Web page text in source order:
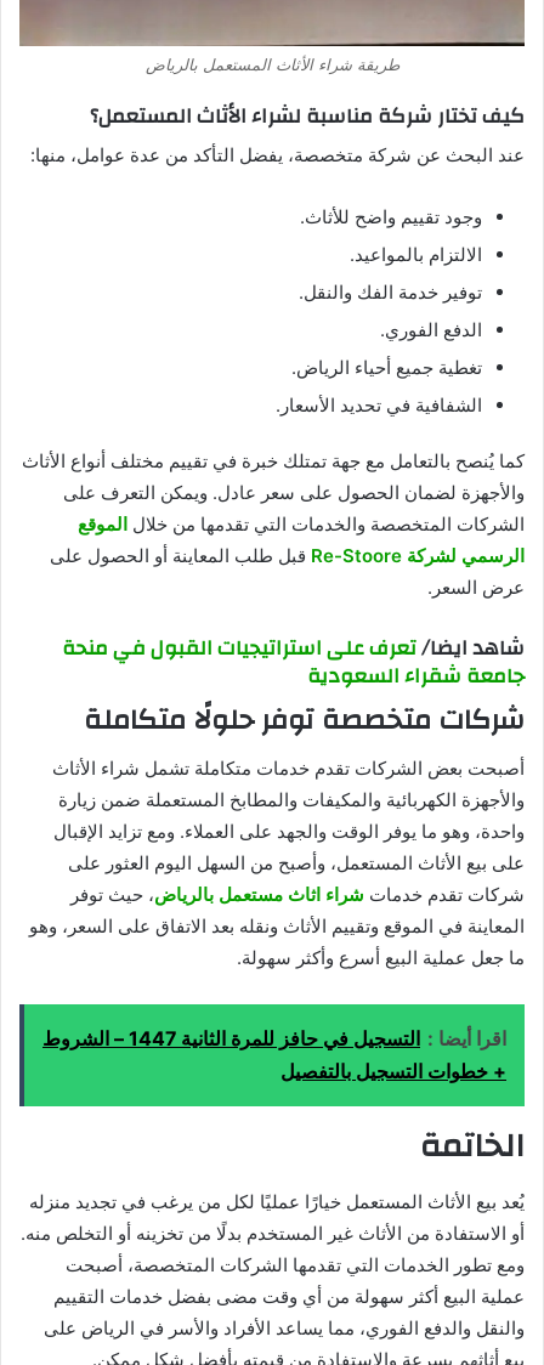
طريقة شراء الأثاث المستعمل بالرياض
كيف تختار شركة مناسبة لشراء الأثاث المستعمل؟
عند البحث عن شركة متخصصة، يفضل التأكد من عدة عوامل، منها:
وجود تقييم واضح للأثاث.
الالتزام بالمواعيد.
توفير خدمة الفك والنقل.
الدفع الفوري.
تغطية جميع أحياء الرياض.
الشفافية في تحديد الأسعار.
كما يُنصح بالتعامل مع جهة تمتلك خبرة في تقييم مختلف أنواع الأثاث
والأجهزة لضمان الحصول على سعر عادل. ويمكن التعرف على
الشركات المتخصصة والخدمات التي تقدمها من خلال الموقع
الرسمي لشركة Re-Stoore
قبل طلب المعاينة أو الحصول على
عرض السعر.
شاهد ايضا/تعرف على استراتيجيات القبول في منحة
جامعة شقراء السعودية
شركات متخصصة توفر حلولًا متكاملة
أصبحت بعض الشركات تقدم خدمات متكاملة تشمل شراء الأثاث
والأجهزة الكهربائية والمكيفات والمطابخ المستعملة ضمن زيارة
واحدة، وهو ما يوفر الوقت والجهد على العملاء. ومع تزايد الإقبال
على بيع الأثاث المستعمل، وأصبح من السهل اليوم العثور على
شركات تقدم خدمات شراء اثاث مستعمل بالرياض، حيث توفر
المعاينة في الموقع وتقييم الأثاث ونقله بعد الاتفاق على السعر، وهو
ما جعل عملية البيع أسرع وأكثر سهولة.
اقرا أيضا :
التسجيل في حافز للمرة الثانية 1447 – الشروط
+ خطوات التسجيل بالتفصيل
الخاتمة
يُعد بيع الأثاث المستعمل خيارًا عمليًا لكل من يرغب في تجديد منزله
أو الاستفادة من الأثاث غير المستخدم بدلًا من تخزينه أو التخلص منه.
ومع تطور الخدمات التي تقدمها الشركات المتخصصة، أصبحت
عملية البيع أكثر سهولة من أي وقت مضى بفضل خدمات التقييم
والنقل والدفع الفوري، مما يساعد الأفراد والأسر في الرياض على
بيع أثاثهم بسرعة والاستفادة من قيمته بأفضل شكل ممكن.